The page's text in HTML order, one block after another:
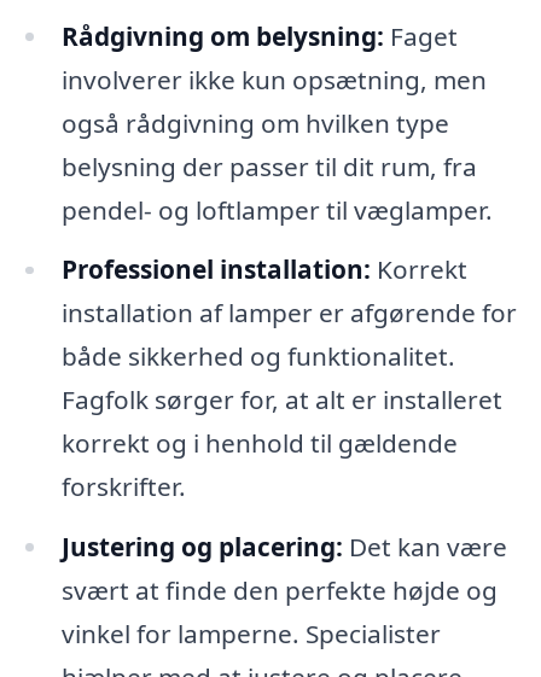
Rådgivning om belysning: Faget
involverer ikke kun opsætning, men
også rådgivning om hvilken type
belysning der passer til dit rum, fra
pendel- og loftlamper til væglamper.
Professionel installation: Korrekt
installation af lamper er afgørende for
både sikkerhed og funktionalitet.
Fagfolk sørger for, at alt er installeret
korrekt og i henhold til gældende
forskrifter.
Justering og placering: Det kan være
svært at finde den perfekte højde og
vinkel for lamperne. Specialister